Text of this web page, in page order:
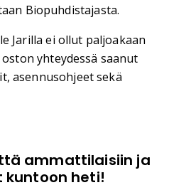
Biopuhdistajasta.
Jarilla ei ollut paljoakaan
yhteydessä saanut
asennusohjeet sekä
ammattilaisiin ja
heti!